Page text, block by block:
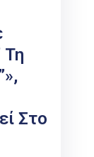
Τη
Στo